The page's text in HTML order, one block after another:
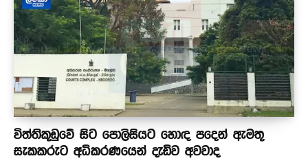
විත්තිකූඩුවේ සිට පොලිසියට හොඳ පදෙන් ඇමතූ
සැකකරුට අධිකරණයෙන් දැඩිව අවවාද